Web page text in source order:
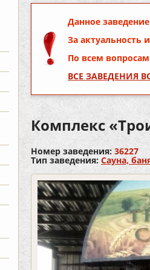
Данное
За актуальность
По всем
ВСЕ ЗАВЕДЕНИЯ
Комплекс
Номер заведения: 36227
Тип заведения: Сауна,